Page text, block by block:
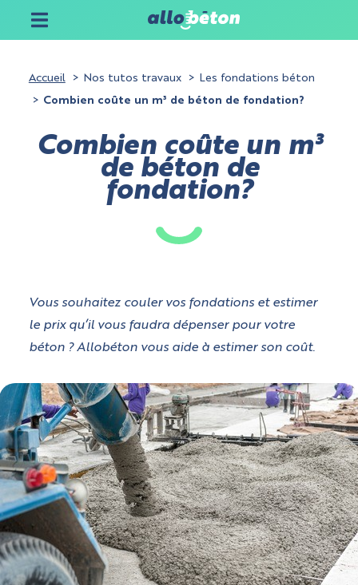
Accueil Nos tutos travaux
Les fondations béton
Combien coûte un m³ de béton de fondation?
Combien coûte un m³
de béton de
fondation?
Vous souhaitez couler vos fondations et estimer
le prix qu’il vous faudra dépenser pour votre
béton ? Allobéton vous aide à estimer son coût.